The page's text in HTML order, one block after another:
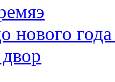
нового года